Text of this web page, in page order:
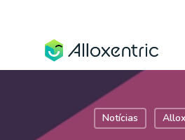
Notícias